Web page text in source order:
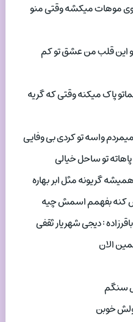
موهات میکشه وقتی منو
این قلب من عشق تو کم
پاک میکنه وقتی که گریه
واسه تو کردی بی وفایی
تو ساحل خیالی
گریونه مثل ابر بهاره
کنه بفهمم اسمش چیه
: دیجی شهریار ثقفی
الان
سنگم
خوبن